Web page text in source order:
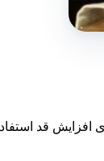
افزایش قد